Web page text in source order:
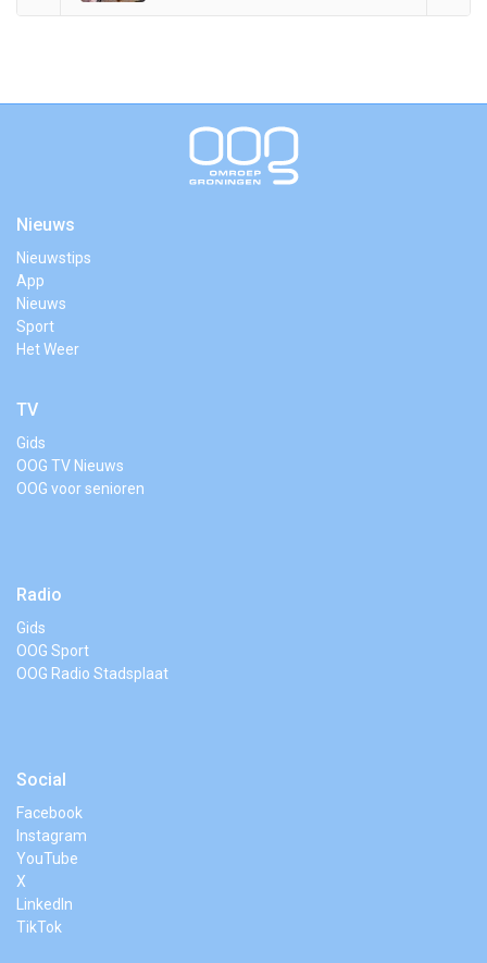
Nieuws
Nieuwstips
App
Nieuws
Sport
Het Weer
TV
Gids
OOG TV Nieuws
OOG voor senioren
Radio
Gids
OOG Sport
OOG Radio Stadsplaat
Social
Facebook
Instagram
YouTube
X
LinkedIn
TikTok